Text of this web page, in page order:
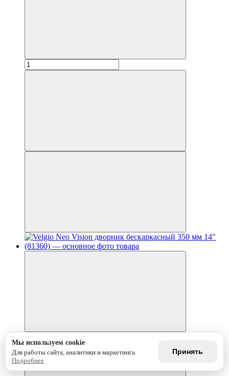
Мы используем cookie
Для работы сайта, аналитики и маркетинга.
Подробнее
Принять